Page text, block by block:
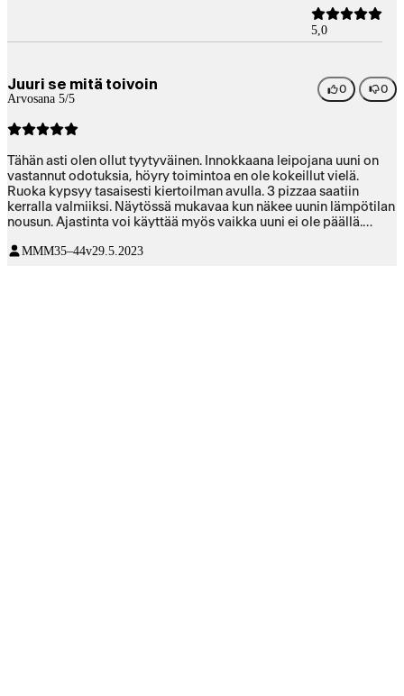
5,0
Juuri se mitä toivoin
Arvosana 5/5
0 0
Tähän asti olen ollut tyytyväinen. Innokkaana leipojana uuni on
vastannut odotuksia, höyry toimintoa en ole kokeillut vielä.
Ruoka kypsyy tasaisesti kiertoilman avulla. 3 pizzaa saatiin
kerralla valmiiksi. Näytössä mukavaa kun näkee uunin lämpötilan
nousun. Ajastinta voi käyttää myös vaikka uuni ei ole päällä.
erittäin tiukat irrottaa ja mielestäni pellit saisi liukua kiskoilla
MMM35–44v29.5.2023